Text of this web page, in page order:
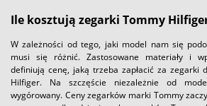
Ile kosztują zegarki Tommy
W zależności od tego, jaki model nam się
musi się różnić. Zastosowane materiały i
definiują cenę, jaką trzeba zapłacić za zegarki
Hilfiger. Na szczęście niezależnie od
wygórowany. Ceny zegarków marki Tommy